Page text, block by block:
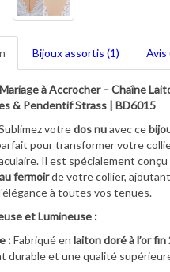
Bijoux assortis (1) Avis
à Accrocher – Chaîne
& Pendentif Strass | BD6015
votredos nuavec ce
pour transformer votre
Il est spécialement
fermoirde votre collier,
à toutes vos tenues.
et Lumineuse :
:Fabriqué en laiton doré à l’or fin
durable et une qualité